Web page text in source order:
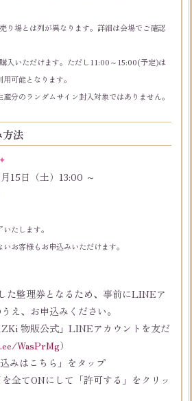
り場とは列が異なります。詳細は会場でご確認
入いただけます。ただし11:00～15:00(予定)は
可能となります。
分のランダムサイン封入対象ではありません。
法
15日（土）13:00 ～
たします。
お客様もお申込みいただけます。
た整理券となるため、事前にLINEア
え、お申込みください。
物販公式」LINEアカウントを友だ
WasPrMg）
みはこちら」をタップ
全てONにして「許可する」をクリッ